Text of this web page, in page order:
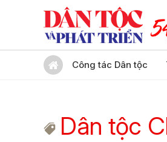
Công tác Dân tộc
Dân tộc